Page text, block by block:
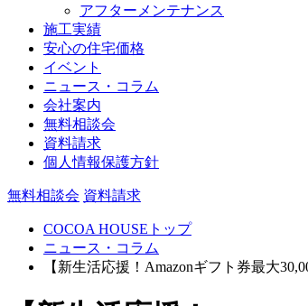
アフターメンテナンス
施工実績
安心の住宅価格
イベント
ニュース・コラム
会社案内
無料相談会
資料請求
個人情報保護方針
無料相談会 資料請求
COCOA HOUSEトップ
ニュース・コラム
【新生活応援！Amazonギフト券最大